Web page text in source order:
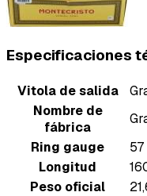
Especificaciones
Vitola de salida
Nombre de
fábrica
Ring gauge
57
Longitud
Peso oficial